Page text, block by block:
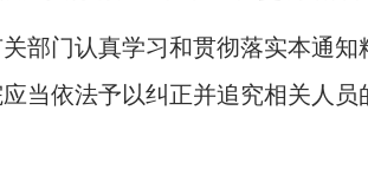
门认真学习和贯彻落实本通知
当依法予以纠正并追究相关人员